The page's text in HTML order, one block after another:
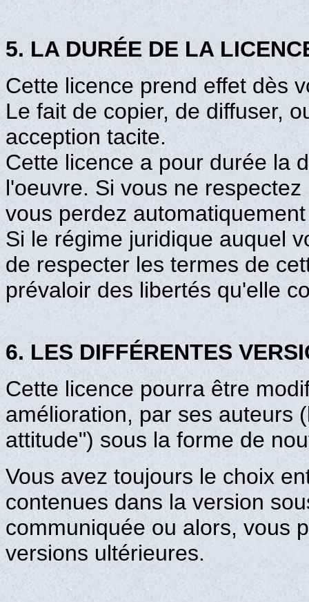
5. LA DURÉE DE LA
Cette licence prend effet dès
Le fait de copier, de diffuser,
acception tacite.
Cette licence a pour durée la
l'oeuvre. Si vous ne
vous perdez
Si le régime juridique auquel
de respecter les termes de
prévaloir des libertés qu'elle
6. LES DIFFÉRENTES
Cette licence pourra être
amélioration, par ses auteurs
attitude") sous la forme de
Vous avez toujours le choix
contenues dans la version
communiquée ou alors, vous
versions ultérieures.